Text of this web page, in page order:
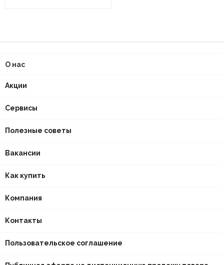
О нас
Акции
Сервисы
Полезные советы
Вакансии
Как купить
Компания
Контакты
Пользовательское соглашение